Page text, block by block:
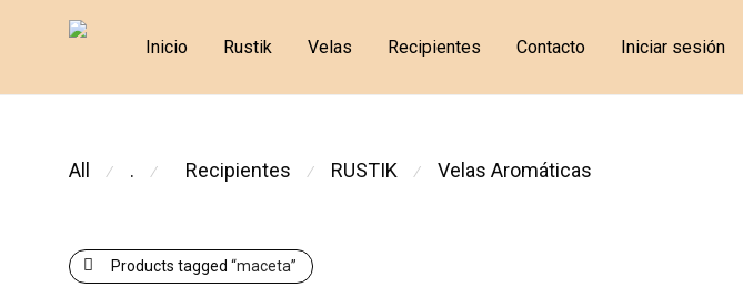
Inicio Rustik Velas Recipientes Contacto Iniciar sesión
All ⁄ . ⁄ Recipientes ⁄ RUSTIK ⁄ Velas Aromáticas
Products tagged “maceta”